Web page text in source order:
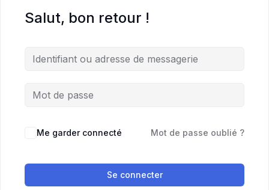
Salut, bon retour !
Me garder connecté Mot de passe oublié ?
Se connecter